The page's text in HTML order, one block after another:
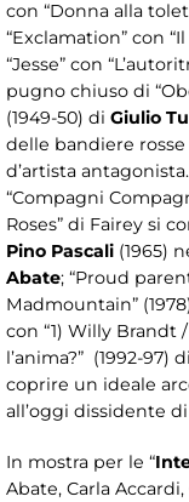
con “Donna alla
“Exclamation” con
“Jesse” con
pugno chiuso di
(1949-50) di Giulio
delle bandiere
d’artista
“Compagni
Roses” di Fairey si
Pino Pascali (1965)
Abate; “Proud
Madmountain”
con “1) Willy Brandt
l’anima?” (1992-97) di
coprire un ideale
all’oggi dissidente
In mostra per le “
Abate, Carla